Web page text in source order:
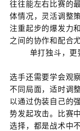
往往能左右比赛的
体情况，灵活调整
注重起步的爆发力
之间的协作和配合
单打独斗，更
选手还需要学会观
不同局面，适时调
以通过伪装自己的
势发起攻击。比赛
选择，都是战术中